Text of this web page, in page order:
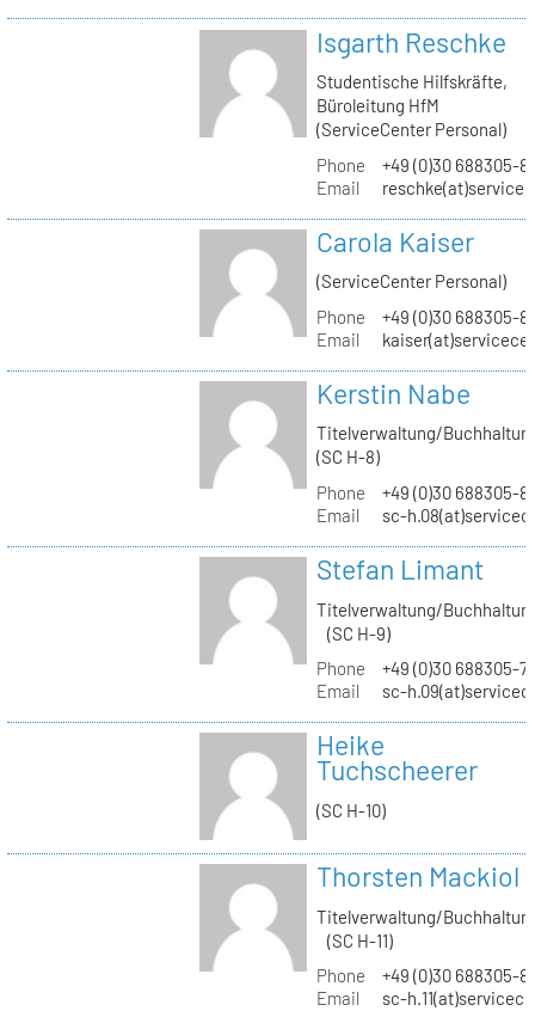
Isgarth Reschke
Studentische Hilfskräfte,
Büroleitung HfM
(ServiceCenter Personal)
Phone
+49 (0)30 688305-
Email
Carola Kaiser
(ServiceCenter Personal)
Phone
+49 (0)30 688305-
Email
Kerstin Nabe
Titelverwaltung/
(SC H-8)
Phone
+49 (0)30 688305-
Email
sc-
Stefan Limant
Titelverwaltung/
(SC H-9)
Phone
+49 (0)30 688305-
Email
sc-
Heike
Tuchscheerer
(SC H-10)
Thorsten Mackiol
Titelverwaltung/
(SC H-11)
Phone
+49 (0)30 688305-
Email
sc-